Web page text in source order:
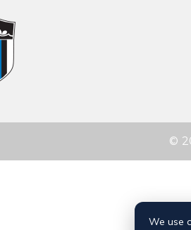
©
We use